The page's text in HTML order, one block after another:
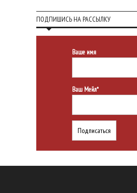
ПОДПИШИСЬ НА РАССЫЛКУ
Ваше имя
Ваш Мейл*